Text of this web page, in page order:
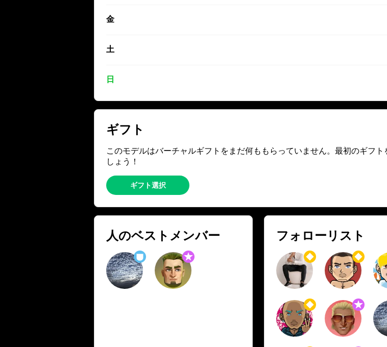
金
土
日
ギフト
このモデルはバーチャルギフトをまだ何ももらっていません。最初のギフト
しょう！
ギフト選択
人のベストメンバー フォローリスト